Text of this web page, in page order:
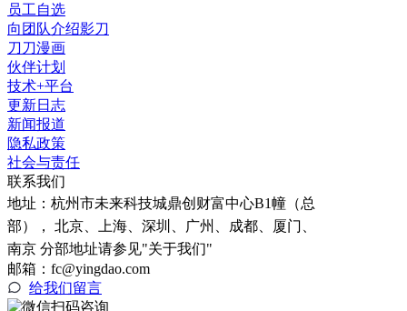
员工自选
向团队介绍影刀
刀刀漫画
伙伴计划
技术+平台
更新日志
新闻报道
隐私政策
社会与责任
联系我们
地址： 杭州市未来科技城鼎创财富中心B1幢（总
部）， 北京、上海、深圳、广州、成都、厦门、
南京 分部地址请参见"关于我们"
邮箱：fc@yingdao.com
给我们留言